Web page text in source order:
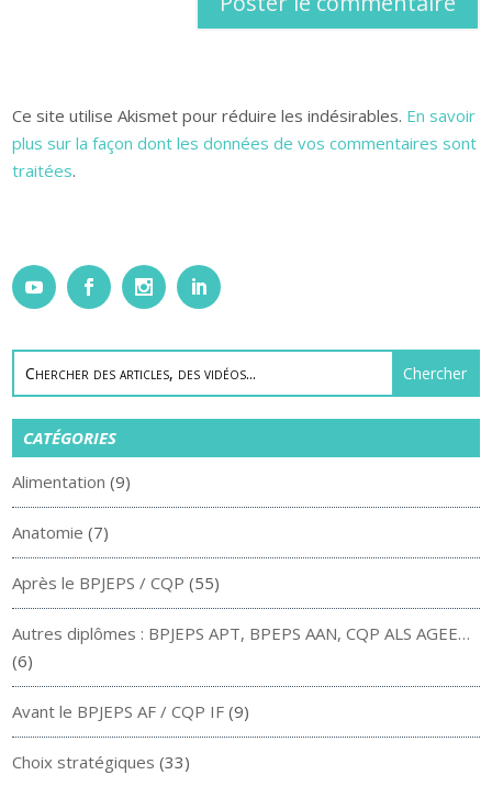
Ce site utilise Akismet pour réduire les indésirables. En savoir
plus sur la façon dont les données de vos commentaires sont
traitées.
CATÉGORIES
Alimentation (9)
Anatomie (7)
Après le BPJEPS / CQP (55)
Autres diplômes : BPJEPS APT, BPEPS AAN, CQP ALS AGEE…
(6)
Avant le BPJEPS AF / CQP IF (9)
Choix stratégiques (33)